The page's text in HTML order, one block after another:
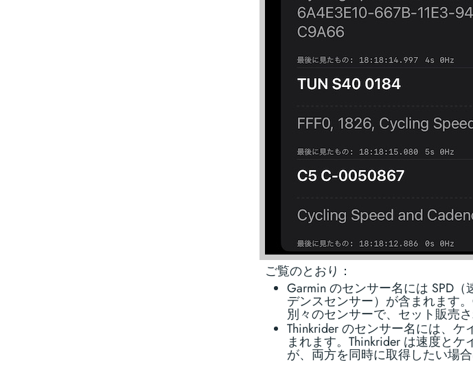
ご覧のとおり：
Garmin のセンサー名には SPD
デンスセンサー）が含まれます
別々のセンサーで、セット販売
Thinkrider のセンサー名には、ケ
まれます。Thinkrider は速度と
が、両方を同時に取得したい場合